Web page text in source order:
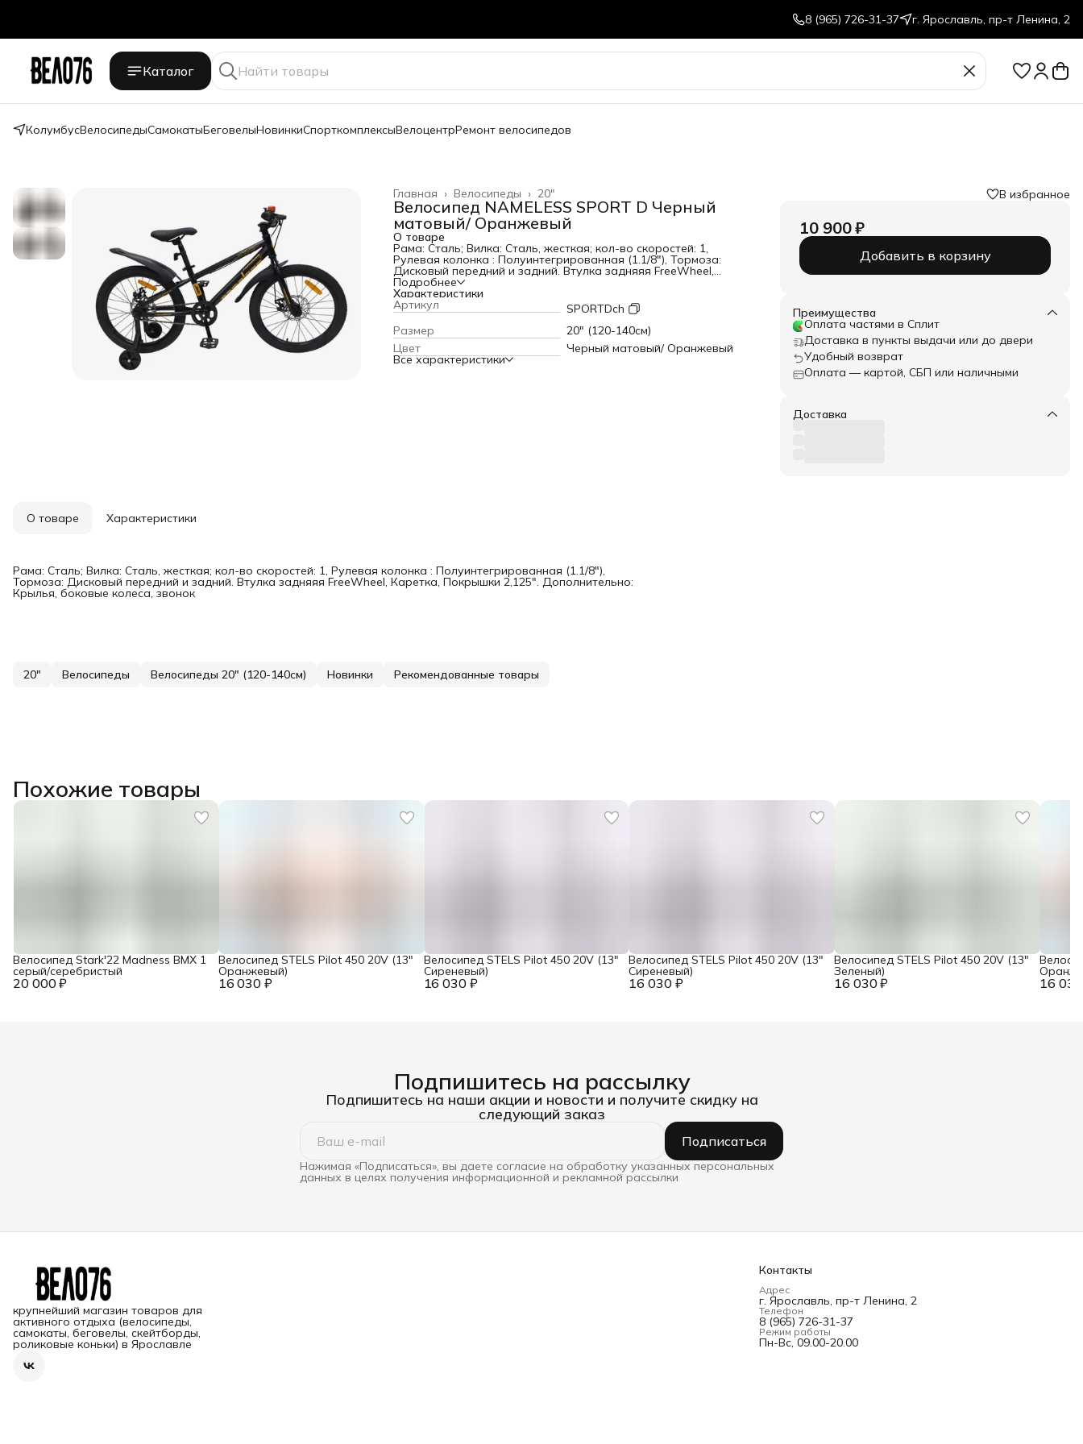
8 (965) 726-31-37 г. Ярославль, пр-т Ленина, 2
Каталог
КолумбусВелосипедыСамокатыБеговелыНовинкиСпорткомплексыВелоцентрРемонт велосипедов
20"
Велосипеды ›
Главная ›
Велосипед NAMELESS SPORT D Черный
матовый/ Оранжевый
О товаре
Рама: Сталь; Вилка: Сталь, жесткая; кол-во скоростей: 1,
Рулевая колонка : Полуинтегрированная (1.1/8"), Тормоза:
Дисковый передний и задний. Втулка задняяя FreeWheel,
Каретка, Покрышки 2,125". Дополнительно: Крылья, боковые
колеса, звонок
Подробнее
Характеристики
Артикул
SPORTDch
Размер
20" (120-140см)
Цвет
Черный матовый/ Оранжевый
Все характеристики
В избранное
10 900 ₽
Добавить в корзину
Преимущества
Оплата частями в Сплит
Доставка в пункты выдачи или до двери
Удобный возврат
Оплата — картой, СБП или наличными
Доставка
О товаре Характеристики
Рама: Сталь; Вилка: Сталь, жесткая; кол-во скоростей: 1, Рулевая колонка : Полуинтегрированная (1.1/8"),
Тормоза: Дисковый передний и задний. Втулка задняяя FreeWheel, Каретка, Покрышки 2,125". Дополнительно:
Крылья, боковые колеса, звонок
20" Велосипеды Велосипеды 20" (120-140см) Новинки Рекомендованные товары
Похожие товары
20 000 ₽
Велосипед Stark'22 Madness BMX 1
серый/серебристый
16 030 ₽
Велосипед STELS Pilot 450 20V (13"
Оранжевый)
16 030 ₽
Велосипед STELS Pilot 450 20V (13"
Сиреневый)
16 030 ₽
Велосипед STELS Pilot 450 20V (13"
Сиреневый)
16 030 ₽
Велосипед STELS Pilot 450 20V (13"
Зеленый)
16
Подпишитесь на рассылку
Подпишитесь на наши акции и новости и получите скидку на
следующий заказ
Подписаться
Нажимая «Подписаться», вы даете согласие на обработку указанных персональных
данных в целях получения информационной и рекламной рассылки
крупнейший магазин товаров для
активного отдыха (велосипеды,
самокаты, беговелы, скейтборды,
роликовые коньки) в Ярославле
Контакты
Адрес
г. Ярославль, пр-т Ленина, 2
Телефон
8 (965) 726-31-37
Режим работы
Пн-Вс, 09.00-20.00